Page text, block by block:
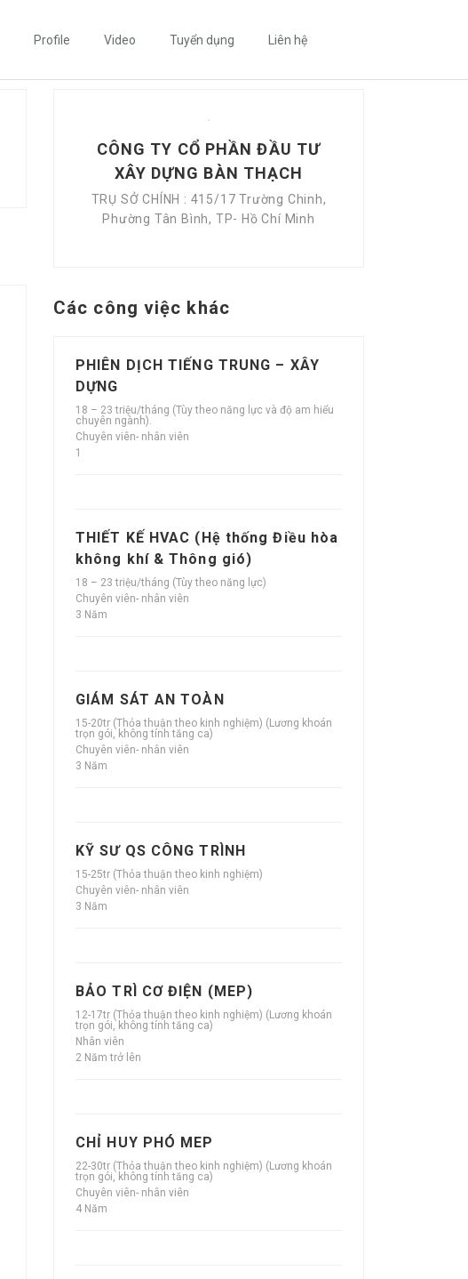
Profile Video Tuyển dụng Liên hệ
CÔNG TY CỔ PHẦN ĐẦU TƯ
XÂY DỰNG BÀN THẠCH
TRỤ SỞ CHÍNH : 415/17 Trường Chinh,
Phường Tân Bình, TP- Hồ Chí Minh
Các công việc khác
PHIÊN DỊCH TIẾNG TRUNG – XÂY
DỰNG
18 – 23 triệu/tháng (Tùy theo năng lực và độ am hiểu
chuyên ngành).
Chuyên viên- nhân viên
1
THIẾT KẾ HVAC (Hệ thống Điều hòa
không khí & Thông gió)
18 – 23 triệu/tháng (Tùy theo năng lực)
Chuyên viên- nhân viên
3 Năm
GIÁM SÁT AN TOÀN
15-20tr (Thỏa thuận theo kinh nghiệm) (Lương khoán
trọn gói, không tính tăng ca)
Chuyên viên- nhân viên
3 Năm
KỸ SƯ QS CÔNG TRÌNH
15-25tr (Thỏa thuận theo kinh nghiệm)
Chuyên viên- nhân viên
3 Năm
BẢO TRÌ CƠ ĐIỆN (MEP)
12-17tr (Thỏa thuận theo kinh nghiệm) (Lương khoán
trọn gói, không tính tăng ca)
Nhân viên
2 Năm trở lên
CHỈ HUY PHÓ MEP
22-30tr (Thỏa thuận theo kinh nghiệm) (Lương khoán
trọn gói, không tính tăng ca)
Chuyên viên- nhân viên
4 Năm